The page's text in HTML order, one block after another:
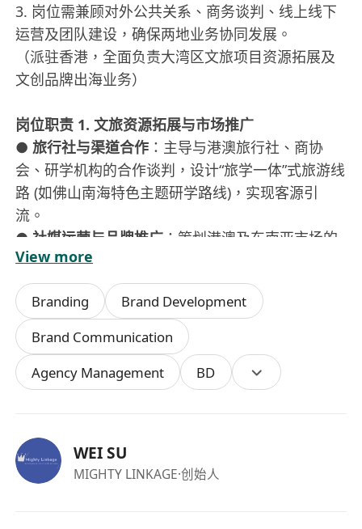
3. 岗位需兼顾对外公共关系、商务谈判、线上线下
运营及团队建设，确保两地业务协同发展。
（派驻香港，全面负责大湾区文旅项目资源拓展及
文创品牌出海业务）
岗位职责 1. 文旅资源拓展与市场推广
●旅行社与渠道合作 ：主导与港澳旅行社、商协
会、研学机构的合作谈判，设计“旅学一体”式旅游线
路 (如佛山南海特色主题研学路线)，实现客源引
流。
● 社媒运营与品牌推广 ：策划港澳及东南亚市场的
线上线下推广活动，联合本地KOL、媒体开展佛山
文旅资源探店、内容营销，提升大湾区文旅项目知
名度。
●政策资源对接
：熟悉《粤港澳大湾区文化和旅游
发展规划》等政策，争取粤港澳大湾区联合监管协
作体、旅游教育培训基地等政策支持。现身旅游展
览、校园社区、企业协会做宣传推广。
化、龙舟文化、醒狮功夫、西樵山、广东千古情、
AIGC、生态科技、人工智能、新能源材料、低空经
济相关的研学课程，对接学校及教育机构，推动项
View more
Branding
Brand Development
Brand Communication
Agency Management
BD
WEI SU
MIGHTY LINKAGE·创始人